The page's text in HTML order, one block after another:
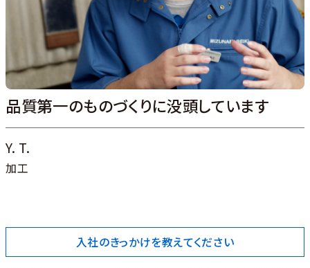
Y. T.
加工
品質第一のものづくりに没頭しています
入社のきっかけを教えてください